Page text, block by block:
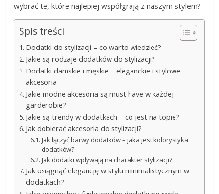
wybrać te, które najlepiej współgrają z naszym stylem?
Spis treści
Dodatki do stylizacji – co warto wiedzieć?
Jakie są rodzaje dodatków do stylizacji?
Dodatki damskie i męskie – eleganckie i stylowe
akcesoria
Jakie modne akcesoria są must have w każdej
garderobie?
Jakie są trendy w dodatkach – co jest na topie?
Jak dobierać akcesoria do stylizacji?
Jak łączyć barwy dodatków – jaka jest kolorystyka
dodatków?
Jak dodatki wpływają na charakter stylizacji?
Jak osiągnąć elegancję w stylu minimalistycznym w
dodatkach?